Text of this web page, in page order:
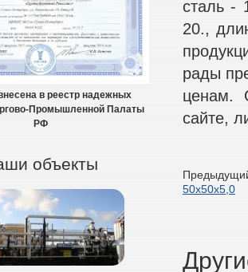
в реестр надежных
Промышленной Палаты
РФ
объекты
сталь -
20.,
рады
ценам.
сайте,
50х50х5,0